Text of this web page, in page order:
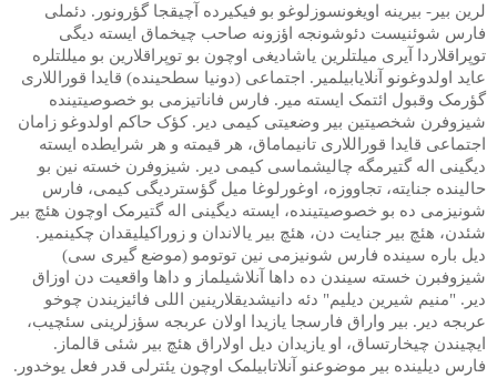
لرین بیر- بیرینه اویغونسوزلوغو بو فیکیرده آچیقجا گؤرونور. دئملی
فارس شوئنیست دئوشونجه اؤزونه صاحب چیخماق ایسته دیگی
توپراقلاردا آیری میلتلرین یاشادیغی اوچون بو توپراقلارین بو میللتلره
عاید اولدوغونو آنلایابیلمیر. اجتماعی (دونیا سطحینده) قایدا قوراللاری
گؤرمک وقبول ائتمک ایسته میر. فارس فاناتیزمی بو خصوصیتینده
شیزوفرن شخصیتین بیر وضعیتی کیمی دیر. کؤک حاکم اولدوغو زامان
اجتماعی قایدا قوراللاری تانیماماق، هر قیمته و هر شرایطده ایسته
دیگینی اله گتیرمگه چالیشماسی کیمی دیر. شیزوفرن خسته نین بو
حالینده جنایته، تجاووزه، اوغورلوغا میل گؤستردیگی کیمی، فارس
شونیزمی ده بو خصوصیتینده، ایسته دیگینی اله گتیرمک اوچون هئچ بیر
شئدن، هئچ بیر جنایت دن، هئچ بیر یالاندان و زوراکیلیقدان چکینمیر.
دیل باره سینده فارس شونیزمی نین توتومو (موضع گیری سی)
شیزوفبرن خسته سیندن ده داها آنلاشیلماز و داها واقعیت دن اوزاق
دیر. "منیم شیرین دیلیم" دئه دانیشدیقلارینین اللی فائیزیندن چوخو
عربجه دیر. بیر واراق فارسجا یازیدا اولان عربجه سؤزلرینی سئچیب،
ایچیندن چیخارتساق، او یازیدان دیل اولاراق هئچ بیر شئی قالماز.
فارس دیلینده بیر موضوعنو آنلاتابیلمک اوچون یئترلی قدر فعل یوخدور.